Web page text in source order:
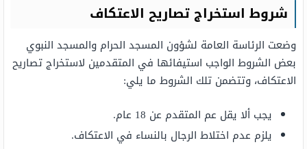
شروط استخراج تصاريح الاعتكاف
وضعت الرئاسة العامة لشؤون المسجد الحرام والمسجد النبوي
بعض الشروط الواجب استيفائها في المتقدمين لاستخراج تصاريح
الاعتكاف، وتتضمن تلك الشروط ما يلي:
يجب ألا يقل عم المتقدم عن 18 عام.
يلزم عدم اختلاط الرجال بالنساء في الاعتكاف.